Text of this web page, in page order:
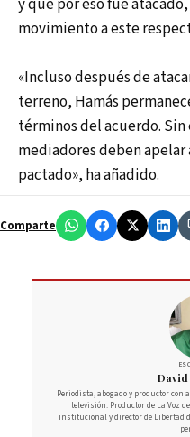
movimiento a este
«Incluso después de
terreno, Hamás
términos del acuerdo.
mediadores deben apelar
pactado», ha añadido.
Comparte
David
Periodista, abogado y productor
televisión. Productor de La Voz
institucional y director de Libertad